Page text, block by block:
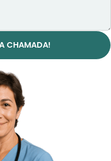
CHAMADA!